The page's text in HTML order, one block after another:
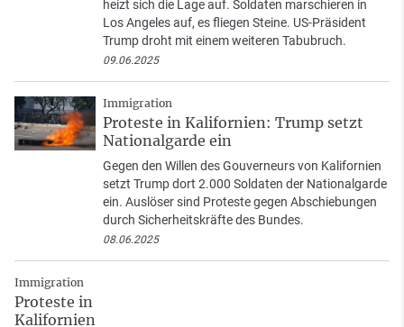
heizt sich die Lage auf. Soldaten marschieren in
Los Angeles auf, es fliegen Steine. US-Präsident
Trump droht mit einem weiteren Tabubruch.
09.06.2025
Immigration
Proteste in Kalifornien: Trump setzt
Nationalgarde ein
Gegen den Willen des Gouverneurs von Kalifornien
setzt Trump dort 2.000 Soldaten der Nationalgarde
ein. Auslöser sind Proteste gegen Abschiebungen
durch Sicherheitskräfte des Bundes.
08.06.2025
Immigration
Proteste in
Kalifornien